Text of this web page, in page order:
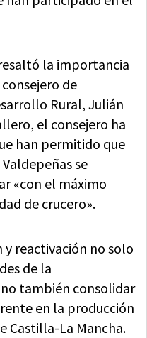
la importancia
de
Rural, Julián
el consejero ha
han permitido que
se
«con el máximo
de crucero».
y reactivación no solo
de la
también consolidar
en la producción
Castilla-La Mancha.